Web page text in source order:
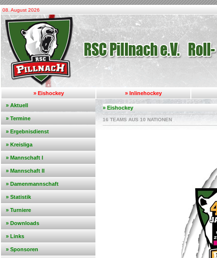
08. August 2026
» Eishockey » Inlinehockey
» Aktuell
» Termine
» Ergebnisdienst
» Kreisliga
» Mannschaft I
» Mannschaft II
» Damenmannschaft
» Statistik
» Turniere
» Downloads
» Links
» Sponsoren
» Eishockey
16 TEAMS AUS 10 NATIONEN